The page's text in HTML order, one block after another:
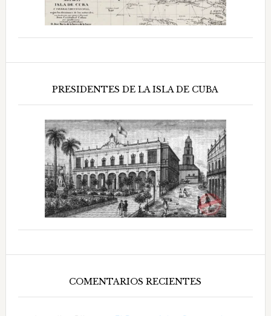
PRESIDENTES DE LA ISLA DE CUBA
COMENTARIOS RECIENTES